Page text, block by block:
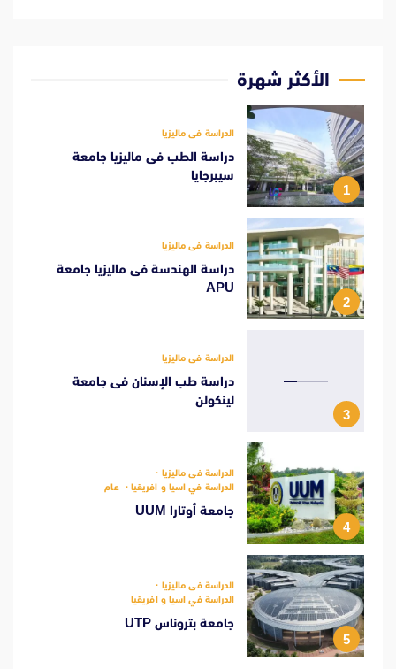
الأكثر شهرة
1
الدراسة فى ماليزيا
دراسة الطب فى ماليزيا جامعة
سيبرجايا
2
الدراسة فى ماليزيا
دراسة الهندسة فى ماليزيا جامعة
APU
3
الدراسة فى ماليزيا
دراسة طب الإسنان فى جامعة
لينكولن
4
الدراسة فى ماليزيا
الدراسة في اسيا و افريقيا
عام
جامعة أوتارا UUM
5
الدراسة فى ماليزيا
الدراسة في اسيا و افريقيا
جامعة بتروناس UTP